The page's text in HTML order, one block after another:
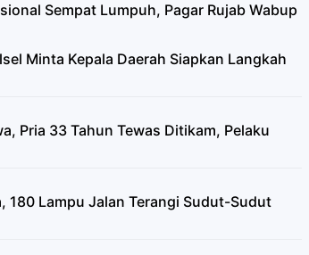
Sempat Lumpuh, Pagar Rujab Wabup
Minta Kepala Daerah Siapkan Langkah
Pria 33 Tahun Tewas Ditikam, Pelaku
180 Lampu Jalan Terangi Sudut-Sudut